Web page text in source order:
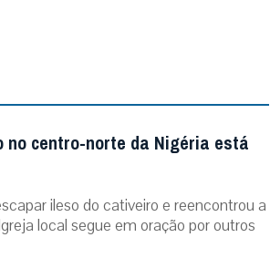
centro-norte da Nigéria está
ileso do cativeiro e reencontrou a
local segue em oração por outros